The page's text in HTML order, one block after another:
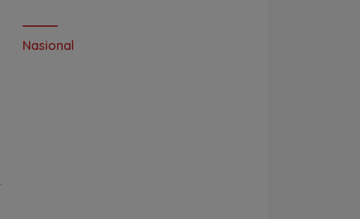
Nasional